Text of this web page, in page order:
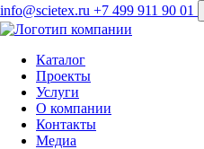
info@scietex.ru +7 499 911 90 01
Каталог
Проекты
Услуги
О компании
Контакты
Медиа